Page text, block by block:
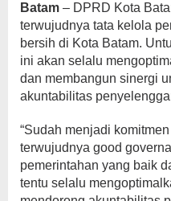
Batam – DPRD Kota
terwujudnya tata kelola
bersih di Kota Batam.
ini akan selalu
dan membangun sinergi
akuntabilitas
“Sudah menjadi
terwujudnya good
pemerintahan yang baik
tentu selalu